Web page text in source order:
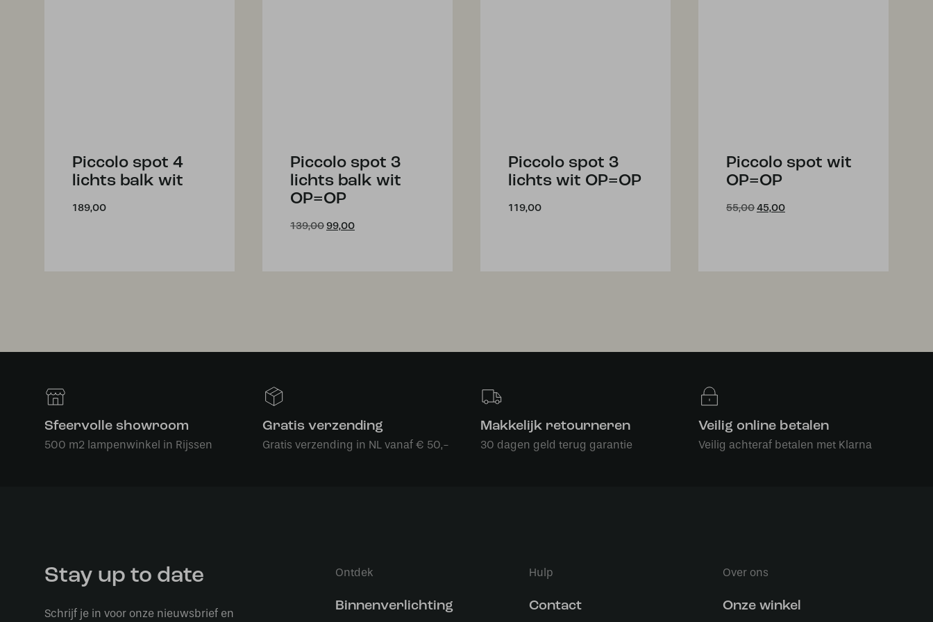
Piccolo spot 4
lichts balk wit
189,00
Piccolo spot 3
lichts balk wit
OP=OP
139,00Oorspronkelijke
99,00Huidige
Piccolo spot 3
lichts wit OP=OP
119,00
Piccolo spot wit
OP=OP
55,00Oorspronkelijke
45,00Huidige
Sfeervolle showroom
500 m2 lampenwinkel in Rijssen
Gratis verzending
Gratis verzending in NL vanaf € 50,-
Makkelijk retourneren
30 dagen geld terug garantie
Veilig online betalen
Veilig achteraf betalen met Klarna
Stay up to date
Schrijf je in voor onze nieuwsbrief en
Ontdek
Binnenverlichting
Hulp
Contact
Over ons
Onze winkel